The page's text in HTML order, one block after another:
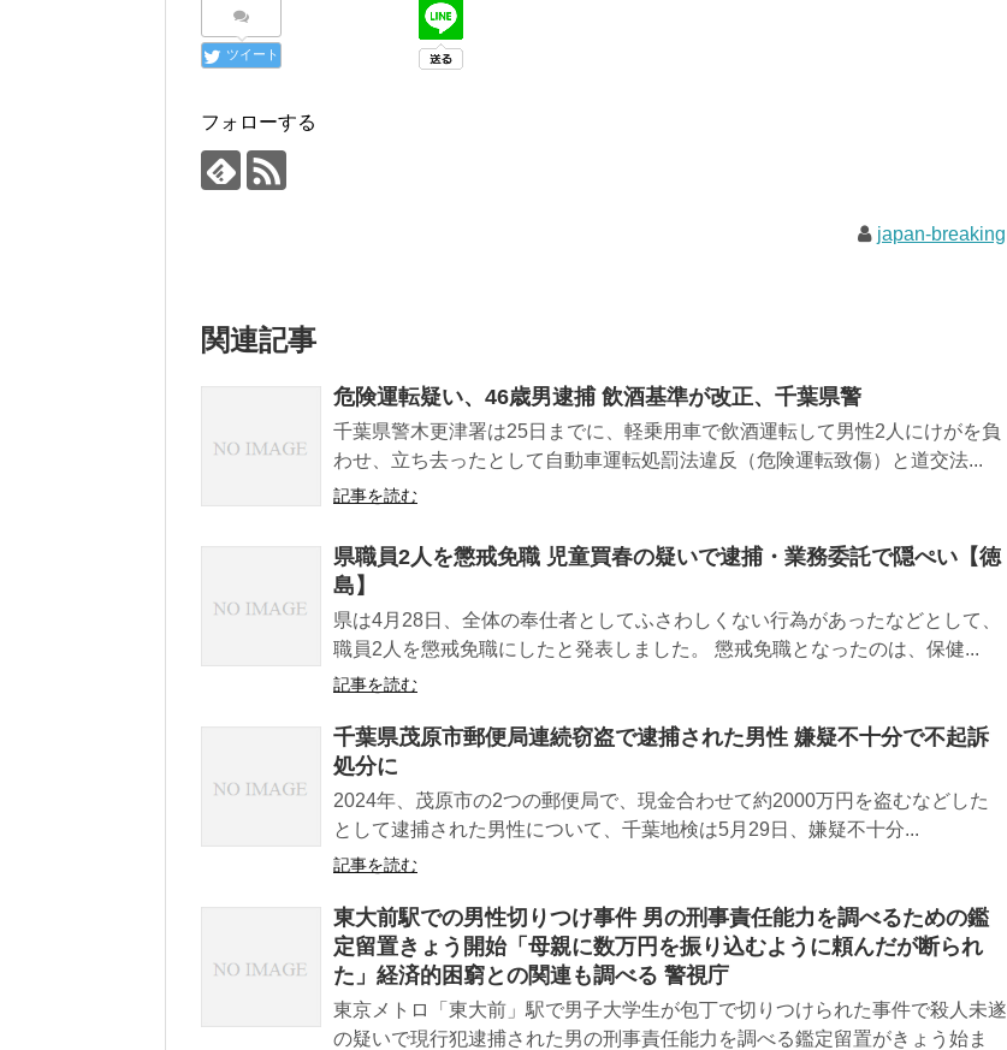
ツイート
フォローする
japan-breaking
関連記事
危険運転疑い、46歳男逮捕 飲酒基準が改正、千葉県警
千葉県警木更津署は25日までに、軽乗用車で飲酒運転して男性2人にけがを負
わせ、立ち去ったとして自動車運転処罰法違反（危険運転致傷）と道交法...
記事を読む
県職員2人を懲戒免職 児童買春の疑いで逮捕・業務委託で隠ぺい【徳
島】
県は4月28日、全体の奉仕者としてふさわしくない行為があったなどとして、
職員2人を懲戒免職にしたと発表しました。 懲戒免職となったのは、保健...
記事を読む
千葉県茂原市郵便局連続窃盗で逮捕された男性 嫌疑不十分で不起訴
処分に
2024年、茂原市の2つの郵便局で、現金合わせて約2000万円を盗むなどした
として逮捕された男性について、千葉地検は5月29日、嫌疑不十分...
記事を読む
東大前駅での男性切りつけ事件 男の刑事責任能力を調べるための鑑
定留置きょう開始「母親に数万円を振り込むように頼んだが断られ
た」経済的困窮との関連も調べる 警視庁
東京メトロ「東大前」駅で男子大学生が包丁で切りつけられた事件で殺人未遂
の疑いで現行犯逮捕された男の刑事責任能力を調べる鑑定留置がきょう始ま